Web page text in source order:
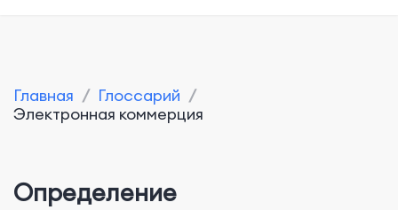
Главная / Глоссарий /
Электронная коммерция
Определение